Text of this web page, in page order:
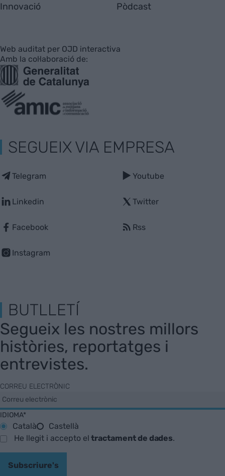
Innovació Pòdcast
Web auditat per OJD interactiva
Amb la col·laboració de:
SEGUEIX VIA EMPRESA
Telegram
Linkedin
Facebook
Instagram
Youtube
Twitter
Rss
BUTLLETÍ
Segueix les nostres millors
històries, reportatges i
entrevistes.
CORREU ELECTRÒNIC
IDIOMA*
Català
Castellà
He llegit i accepto eltractament de dades.
Subscriure's